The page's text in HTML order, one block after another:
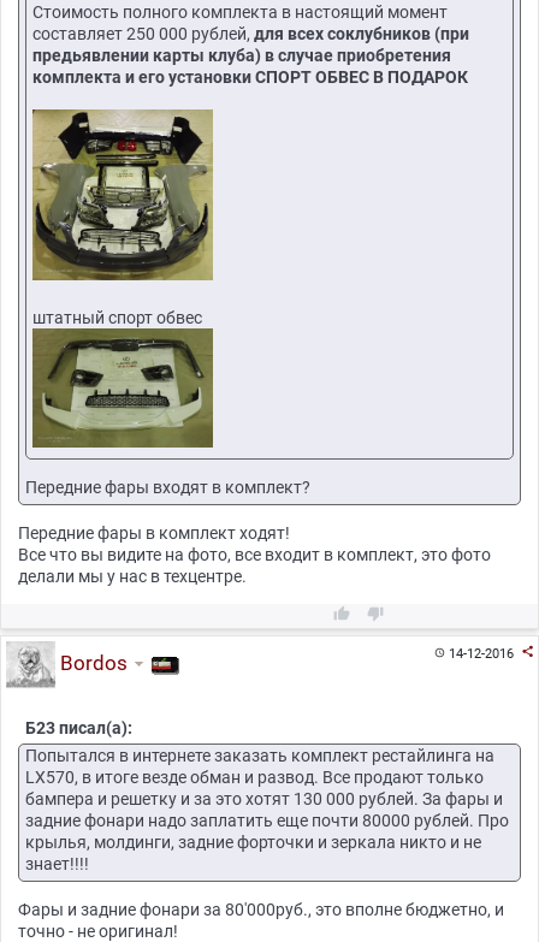
Стоимость полного комплекта в настоящий момент
составляет 250 000 рублей, для всех соклубников (при
предьявлении карты клуба) в случае приобретения
комплекта и его установки СПОРТ ОБВЕС В ПОДАРОК
штатный спорт обвес
Передние фары входят в комплект?
Передние фары в комплект ходят!
Все что вы видите на фото, все входит в комплект, это фото
делали мы у нас в техцентре.
 
14-12-2016 
Bordos
Б23 писал(а):
Попытался в интернете заказать комплект рестайлинга на
LX570, в итоге везде обман и развод. Все продают только
бампера и решетку и за это хотят 130 000 рублей. За фары и
задние фонари надо заплатить еще почти 80000 рублей. Про
крылья, молдинги, задние форточки и зеркала никто и не
знает!!!!
Фары и задние фонари за 80'000руб., это вполне бюджетно, и
точно - не оригинал!